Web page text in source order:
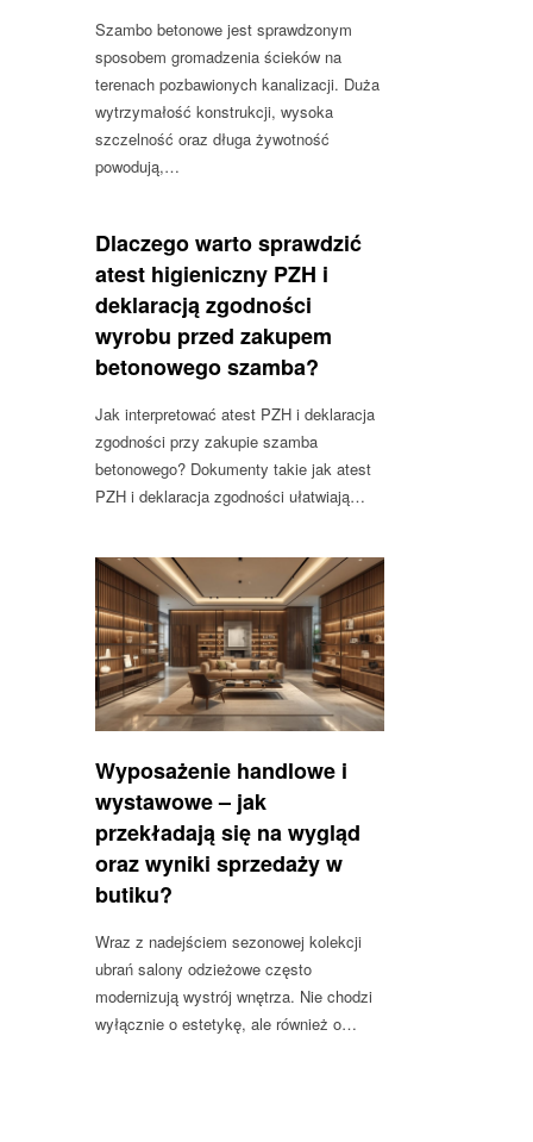
Szambo betonowe jest sprawdzonym
sposobem gromadzenia ścieków na
terenach pozbawionych kanalizacji. Duża
wytrzymałość konstrukcji, wysoka
szczelność oraz długa żywotność
powodują,…
Dlaczego warto sprawdzić
atest higieniczny PZH i
deklaracją zgodności
wyrobu przed zakupem
betonowego szamba?
Jak interpretować atest PZH i deklaracja
zgodności przy zakupie szamba
betonowego? Dokumenty takie jak atest
PZH i deklaracja zgodności ułatwiają…
Wyposażenie handlowe i
wystawowe – jak
przekładają się na wygląd
oraz wyniki sprzedaży w
butiku?
Wraz z nadejściem sezonowej kolekcji
ubrań salony odzieżowe często
modernizują wystrój wnętrza. Nie chodzi
wyłącznie o estetykę, ale również o…